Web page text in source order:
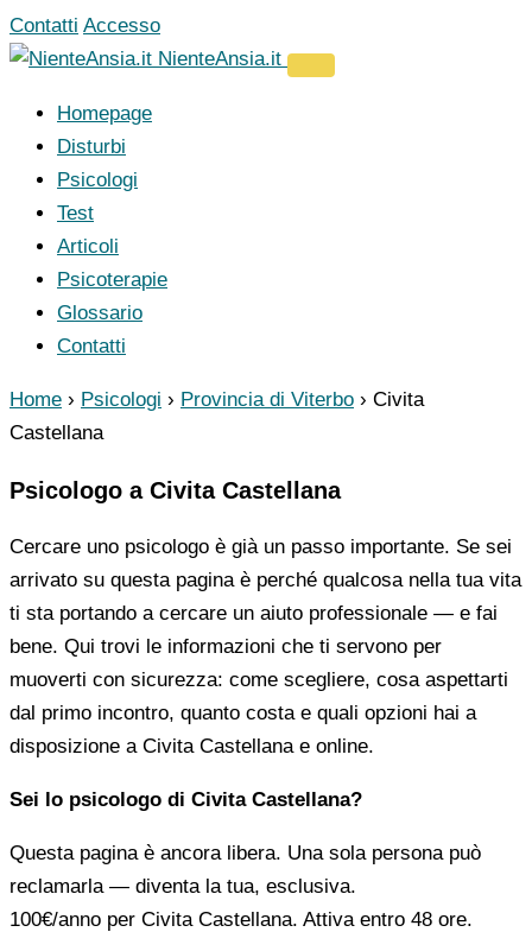
Vai
al
Contatti Accesso
NienteAnsia.it
Homepage
Disturbi
Psicologi
Test
Articoli
Psicoterapie
Glossario
Contatti
Home › Psicologi › Provincia di Viterbo › Civita
Castellana
Psicologo a Civita Castellana
Cercare uno psicologo è già un passo importante. Se sei
arrivato su questa pagina è perché qualcosa nella tua vita
ti sta portando a cercare un aiuto professionale — e fai
bene. Qui trovi le informazioni che ti servono per
muoverti con sicurezza: come scegliere, cosa aspettarti
dal primo incontro, quanto costa e quali opzioni hai a
disposizione a Civita Castellana e online.
Sei lo psicologo di Civita Castellana?
Questa pagina è ancora libera. Una sola persona può
reclamarla — diventa la tua, esclusiva.
100€/anno per Civita Castellana. Attiva entro 48 ore.